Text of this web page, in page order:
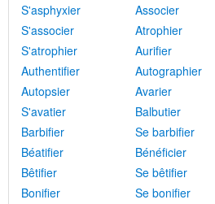
S'asphyxier
Associer
S'associer
Atrophier
S'atrophier
Aurifier
Authentifier
Autographier
Autopsier
Avarier
S'avatier
Balbutier
Barbifier
Se barbifier
Béatifier
Bénéficier
Bêtifier
Se bêtifier
Bonifier
Se bonifier